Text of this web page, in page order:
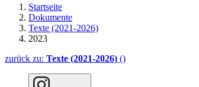
Startseite
Dokumente
Texte (2021-2026)
2023
zurück zu: Texte (2021-2026) ()